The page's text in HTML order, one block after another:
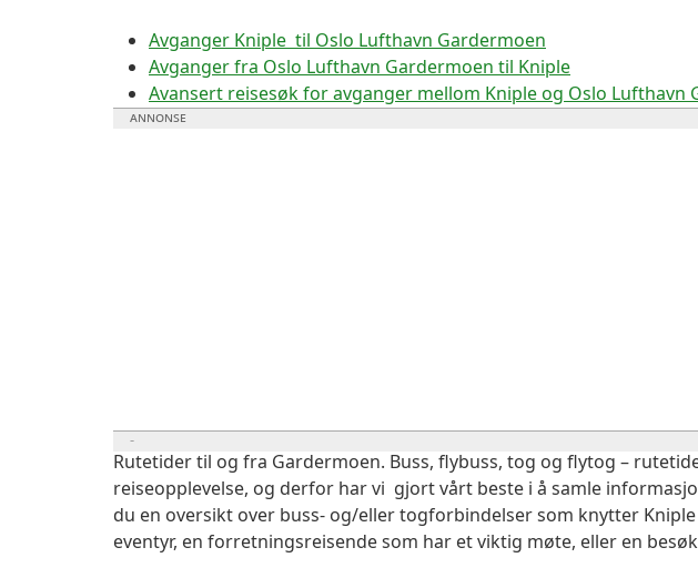
Avganger Kniple til Oslo Lufthavn Gardermoen
Avganger fra Oslo Lufthavn Gardermoen til Kniple
Avansert reisesøk for avganger mellom Kniple og Oslo Lufthavn
Rutetider til og fra Gardermoen. Buss, flybuss, tog og flytog –
reiseopplevelse, og derfor har vi gjort vårt beste i å samle
du en oversikt over buss- og/eller togforbindelser som knytter
eventyr, en forretningsreisende som har et viktig møte, eller en